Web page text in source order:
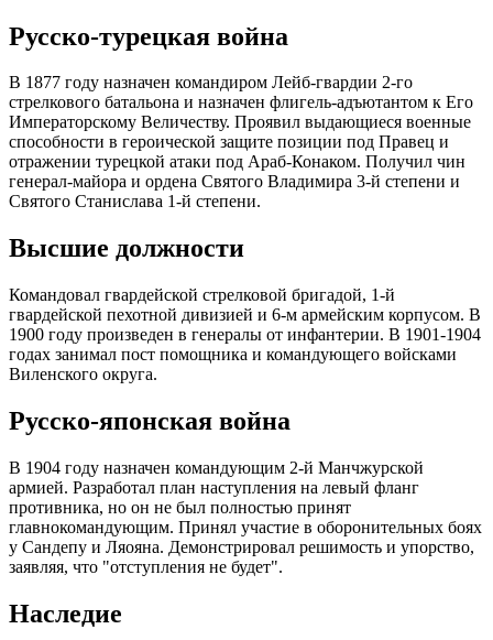
Русско-турецкая война
В 1877 году назначен командиром Лейб-гвардии 2-го
стрелкового батальона и назначен флигель-адъютантом к Его
Императорскому Величеству. Проявил выдающиеся военные
способности в героической защите позиции под Правец и
отражении турецкой атаки под Араб-Конаком. Получил чин
генерал-майора и ордена Святого Владимира 3-й степени и
Святого Станислава 1-й степени.
Высшие должности
Командовал гвардейской стрелковой бригадой, 1-й
гвардейской пехотной дивизией и 6-м армейским корпусом. В
1900 году произведен в генералы от инфантерии. В 1901-1904
годах занимал пост помощника и командующего войсками
Виленского округа.
Русско-японская война
В 1904 году назначен командующим 2-й Манчжурской
армией. Разработал план наступления на левый фланг
противника, но он не был полностью принят
главнокомандующим. Принял участие в оборонительных боях
у Сандепу и Ляояна. Демонстрировал решимость и упорство,
заявляя, что "отступления не будет".
Наследие